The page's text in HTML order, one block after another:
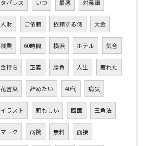
タパレス いつ 最悪 対義語
人財 ご依頼 依頼する側 大金
残業 60時間 横浜 ホテル 気合
金持ち 正義 勝負 人生 疲れた
花言葉 辞めたい 40代 病気
イラスト 頼もしい 図面 三角法
マーク 病院 無料 面接